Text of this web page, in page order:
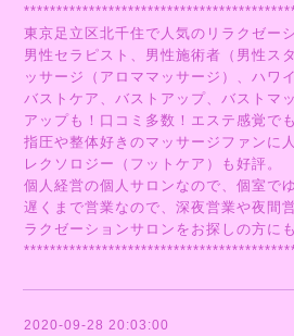
東京足立区北千住で人気のリラクゼー
男性セラピスト、男性施術者（男性ス
ッサージ（アロママッサージ）、ハワ
バストケア、バストアップ、バストマ
アップも！口コミ多数！エステ感覚で
指圧や整体好きのマッサージファンに
レクソロジー（フットケア）も好評。
個人経営の個人サロンなので、個室で
遅くまで営業なので、深夜営業や夜間
ラクゼーションサロンをお探しの方に
2020-09-28 20:03:00